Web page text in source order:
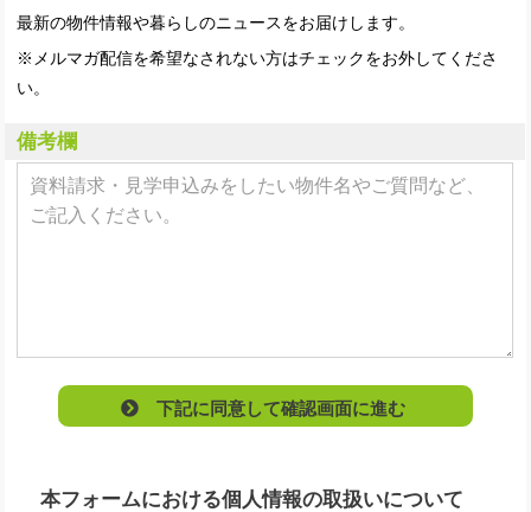
最新の物件情報や暮らしのニュースをお届けします。
※メルマガ配信を希望なされない方はチェックをお外してくださ
い。
備考欄
下記に同意して確認画面に進む
本フォームにおける個人情報の取扱いについて